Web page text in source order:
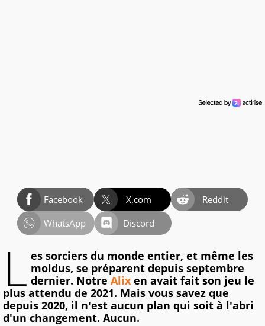
Facebook X.com
Reddit
WhatsApp
Discord
L es sorciers du monde entier, et même les
moldus, se préparent depuis septembre
dernier. Notre Alix en avait fait son jeu le
plus attendu de 2021. Mais vous savez que
depuis 2020, il n'est aucun plan qui soit à l'abri
d'un changement. Aucun.